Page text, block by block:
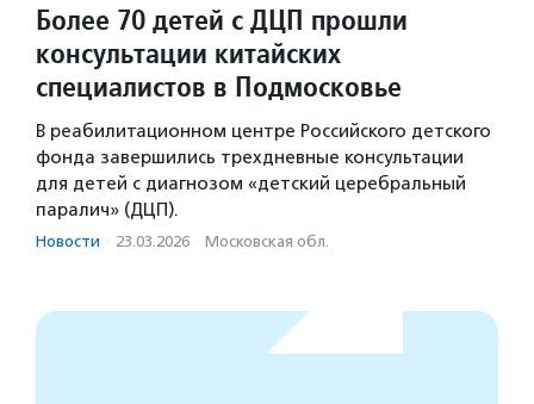
Более 70 детей с ДЦП прошли
консультации китайских
специалистов в Подмосковье
В реабилитационном центре Российского детского
фонда завершились трехдневные консультации
для детей с диагнозом «детский церебральный
паралич» (ДЦП).
Новости · 23.03.2026 · Московская обл.